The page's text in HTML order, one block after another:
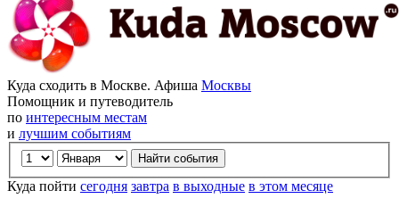
Куда сходить в Москве. Афиша Москвы
Помощник и путеводитель
по интересным местам
и лучшим событиям
Куда пойти сегодня завтра в выходные в этом месяце